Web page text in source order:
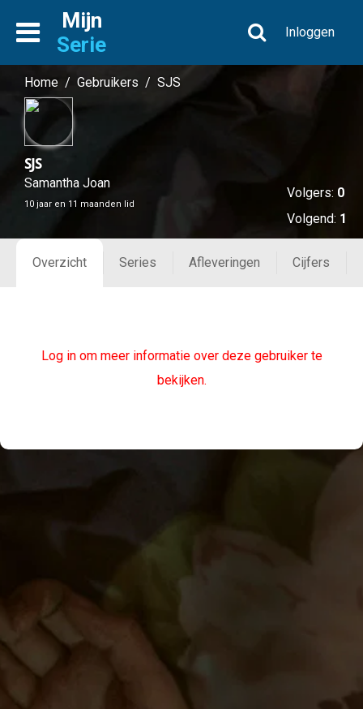
Mijn
Serie
Inloggen
Home / Gebruikers / SJS
SJS
Samantha Joan
10 jaar en 11 maanden lid
Volgers: 0
Volgend: 1
Overzicht Series Afleveringen Cijfers
Log in om meer informatie over deze gebruiker te
bekijken.